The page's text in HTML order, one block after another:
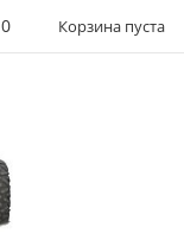
0 Корзина пуста